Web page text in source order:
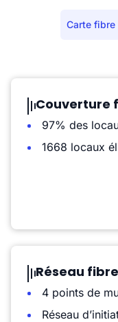
Carte fibre
Couverture
97% des
1668 locaux
Réseau fibre
4 points de
Réseau